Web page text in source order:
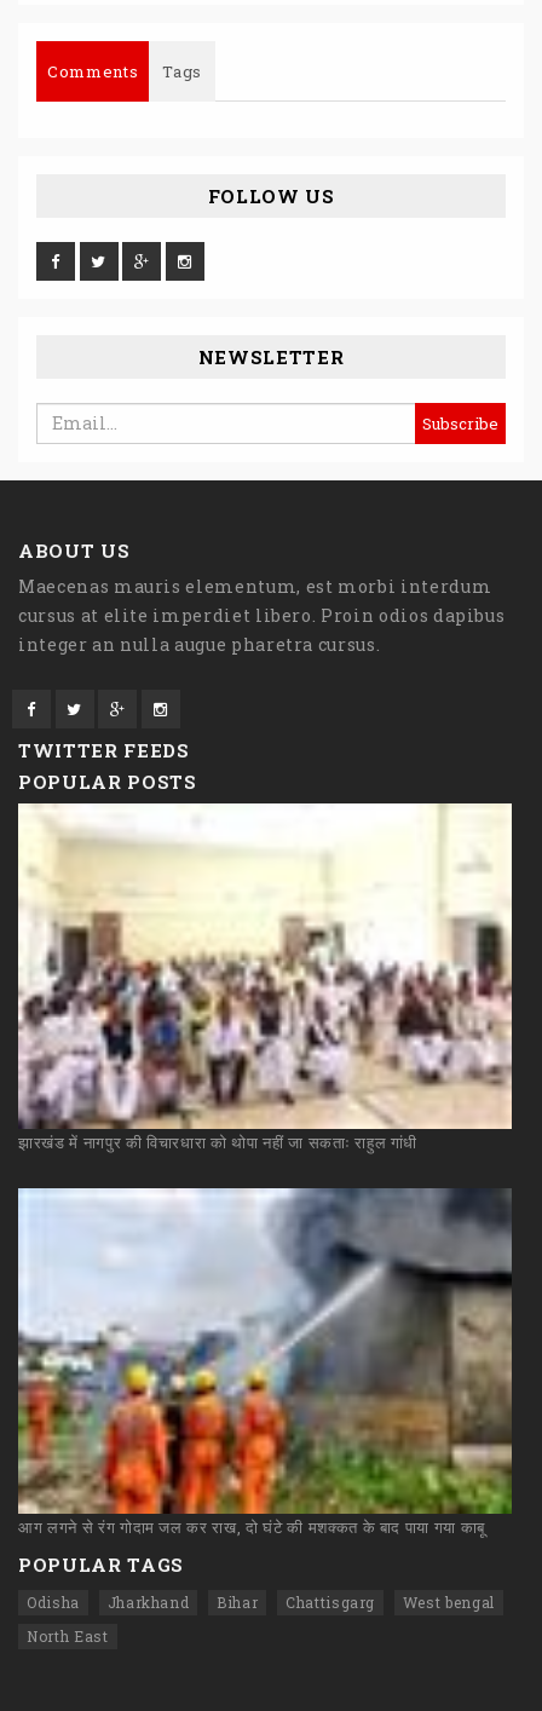
Comments Tags
FOLLOW US
NEWSLETTER
ABOUT US
Maecenas mauris elementum, est morbi interdum
cursus at elite imperdiet libero. Proin odios dapibus
integer an nulla augue pharetra cursus.
TWITTER FEEDS
POPULAR POSTS
झारखंड में नागपुर की विचारधारा को थोपा नहीं जा सकताः राहुल गांधी
आग लगने से रंग गोदाम जल कर राख, दो घंटे की मशक्कत के बाद पाया गया काबू
POPULAR TAGS
Odisha Jharkhand Bihar Chattisgarg
West bengal
North East